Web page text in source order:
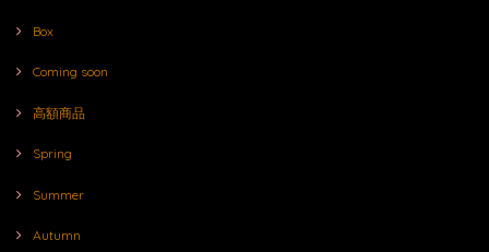
Box
Coming soon
高額商品
Spring
Summer
Autumn